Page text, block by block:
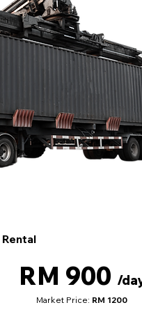
Rental
RM 900 /
Market Price: RM 1200